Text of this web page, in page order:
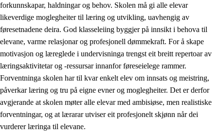
3. Prinsipp for praksisen i skolen
3.1 Eit inkluderande læringsmiljø
3.2 Undervisning og tilpassa opplæring
3.3 Samarbeid mellom heim og skole
3.4 Opplæring i lærebedrift og arbeidsliv
forkunnskapar, haldningar og behov. Skolen må gi alle elevar
likeverdige moglegheiter til læring og utvikling, uavhengig av
føresetnadene deira. God klasseleiing byggjer på innsikt i behova til
elevane, varme relasjonar og profesjonell dømmekraft. For å skape
motivasjon og læreglede i undervisninga trengst eit breitt repertoar av
læringsaktivitetar og -ressursar innanfor føreseielege rammer.
Forventninga skolen har til kvar enkelt elev om innsats og meistring,
påverkar læring og tru på eigne evner og moglegheiter. Det er derfor
avgjerande at skolen møter alle elevar med ambisiøse, men realistiske
forventningar, og at lærarar utviser eit profesjonelt skjønn når dei
vurderer læringa til elevane.